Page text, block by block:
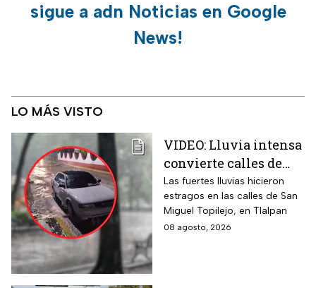
sigue a adn Noticias en Google
News!
LO MÁS VISTO
VIDEO: Lluvia intensa
convierte calles de
Tlalpan en ríos
Las fuertes lluvias hicieron
estragos en las calles de San
Miguel Topilejo, en Tlalpan
08 agosto, 2026